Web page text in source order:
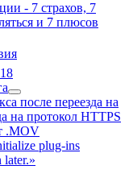
- 7 страхов, 7
и 7 плюсов
после переезда на
на протокол HTTPS
.MOV
plug-ins
later.»